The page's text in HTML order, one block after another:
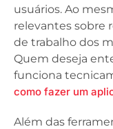
usuários. Ao
relevantes sobre
de trabalho dos
Quem deseja
funciona
como fazer um
Além das